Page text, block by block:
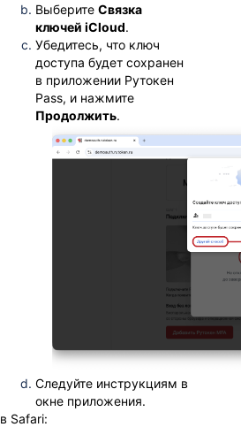
Выберите Связка
ключей iCloud.
Убедитесь, что ключ
доступа будет сохранен
в приложении Рутокен
Pass, и нажмите
Продолжить.
Следуйте инструкциям в
окне приложения.
в Safari: